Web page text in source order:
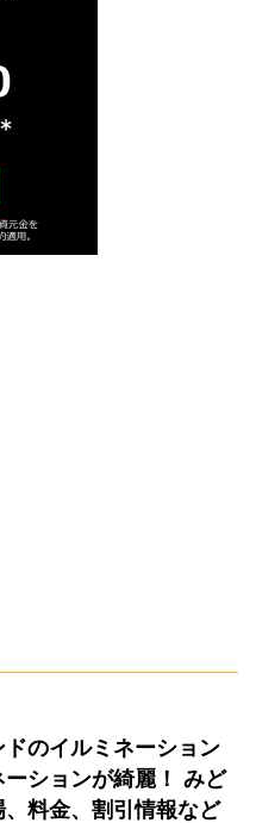
ドのイルミネーション
ーションが綺麗！ みど
、料金、割引情報など